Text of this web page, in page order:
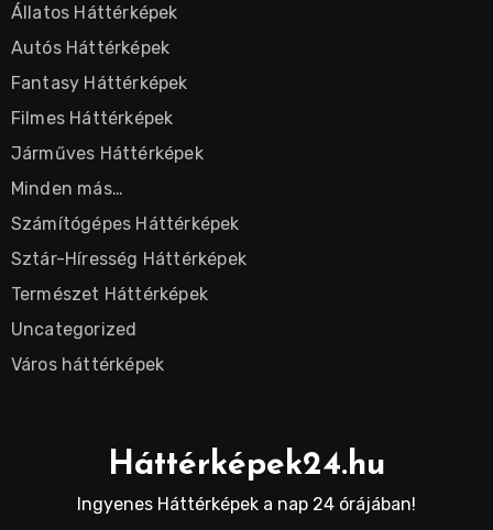
Állatos Háttérképek
Autós Háttérképek
Fantasy Háttérképek
Filmes Háttérképek
Járműves Háttérképek
Minden más…
Számítógépes Háttérképek
Sztár-Híresség Háttérképek
Természet Háttérképek
Uncategorized
Város háttérképek
Háttérképek24.hu
Ingyenes Háttérképek a nap 24 órájában!